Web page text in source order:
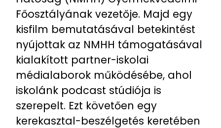
Főosztályának vezetője. Majd egy
kisfilm bemutatásával betekintést
nyújottak az NMHH támogatásával
kialakított partner-iskolai
médialaborok működésébe, ahol
iskolánk podcast stúdiója is
szerepelt. Ezt követően egy
kerekasztal-beszélgetés keretében